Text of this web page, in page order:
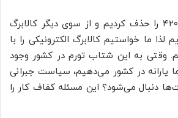
را حذف کردیم و از سوی دیگر کالابرگ
لذا ما خواستیم کالابرگ الکترونیکی را با
وقتی به این شتاب تورم در کشور وجود
ما یارانه در کشور می‌دهیم، سیاست جبرانی
دنبال می‌شود؟ این مسئله کفاف کار را